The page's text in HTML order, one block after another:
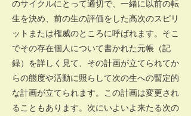
のサイクルにとって適切で、一緒に以前の転
生を決め、前の生の評価をした高次のスピリ
ットまたは権威のところに呼ばれます。そこ
でその存在個人について書かれた元帳（記
録）を詳しく見て、その計画が立てられてか
らの態度や活動に照らして次の生への暫定的
な計画が立てられます。この計画は変更され
ることもあります。次にいよいよ来たる次の